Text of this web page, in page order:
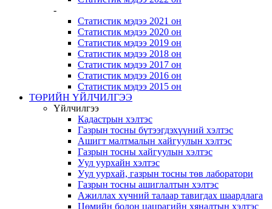
-
Статистик мэдээ 2021 он
Статистик мэдээ 2020 он
Статистик мэдээ 2019 он
Статистик мэдээ 2018 он
Статистик мэдээ 2017 он
Статистик мэдээ 2016 он
Статистик мэдээ 2015 он
ТӨРИЙН ҮЙЛЧИЛГЭЭ
Үйлчилгээ
Кадастрын хэлтэс
Газрын тосны бүтээгдэхүүний хэлтэс
Ашигт малтмалын хайгуулын хэлтэс
Газрын тосны хайгуулын хэлтэс
Уул уурхайн хэлтэс
Уул уурхай, газрын тосны төв лаборатори
Газрын тосны ашиглалтын хэлтэс
Ажиллах хүчний талаар тавигдах шаардлага
Цөмийн болон цацрагийн хяналтын хэлтэс